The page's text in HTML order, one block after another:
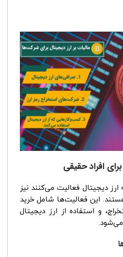
افراد حقیقی
ارز دیجیتال فعالیت می‌کنند نیز
این فعالیت‌ها شامل خرید
و استفاده از ارز دیجیتال
می‌شود.